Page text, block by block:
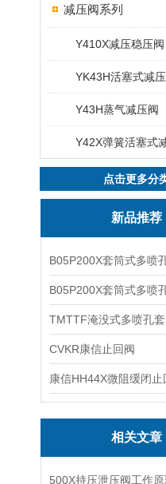
减压阀系列
Y410X减压稳压阀
YK43H活塞式减
Y43H蒸气减压阀
Y42X弹簧活塞式
点击更多分
新品推荐
B05P200X套筒式多喷
B05P200X套筒式多喷
TMTTF淹没式多喷孔
CVKR康信止回阀
相关文章
500X持压泄压阀工作原